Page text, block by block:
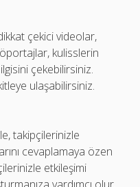
çekici videolar,
kulisslerin
çekebilirsiniz.
ulaşabilirsiniz.
takipçilerinizle
cevaplamaya özen
etkileşimi